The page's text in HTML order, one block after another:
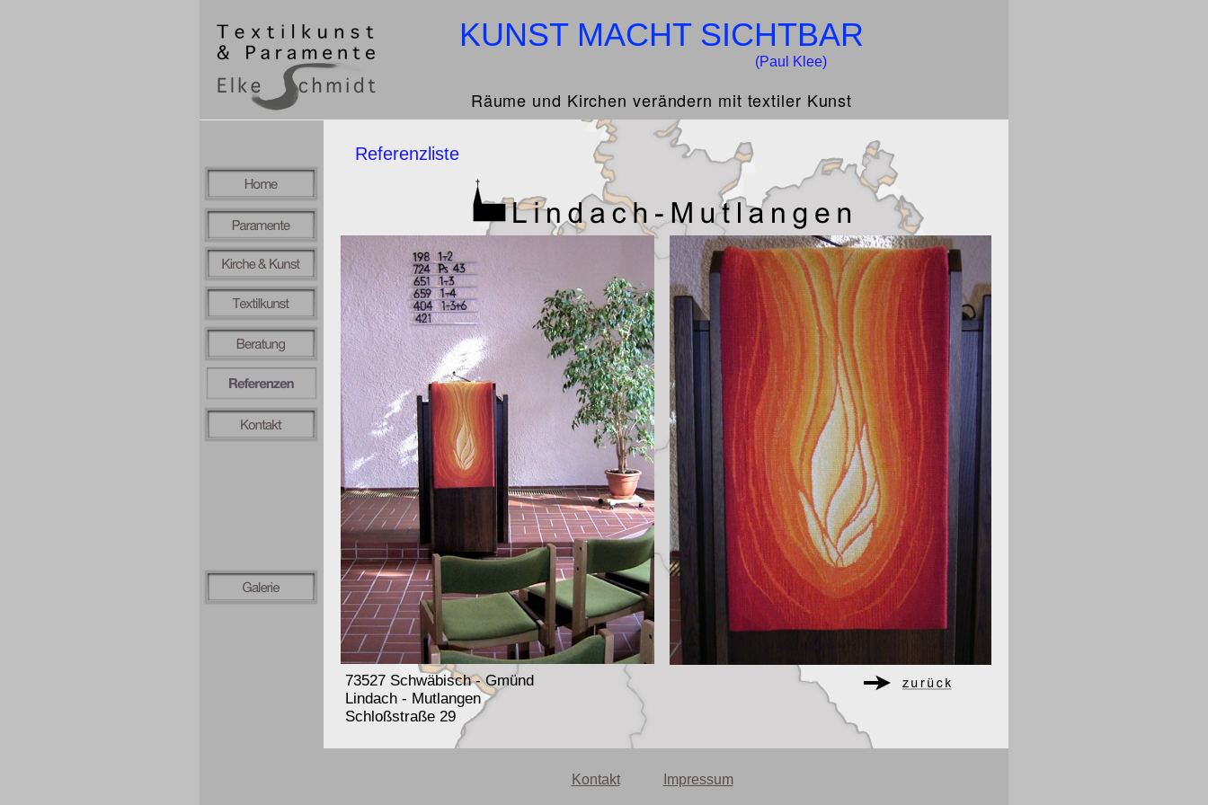
KUNST MACHT SICHTBAR
(Paul Klee)
Räume und Kirchen verändern mit textiler Kunst
Referenzliste
73527 Schwäbisch - Gmünd
Lindach - Mutlangen
Schloßstraße 29
Kontakt Impressum